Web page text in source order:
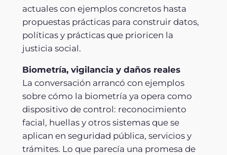
actuales con ejemplos concretos hasta
propuestas prácticas para construir datos,
políticas y prácticas que prioricen la
justicia social.
Biometría, vigilancia y daños reales
La conversación arrancó con ejemplos
sobre cómo la biometría ya opera como
dispositivo de control: reconocimiento
facial, huellas y otros sistemas que se
aplican en seguridad pública, servicios y
trámites. Lo que parecía una promesa de